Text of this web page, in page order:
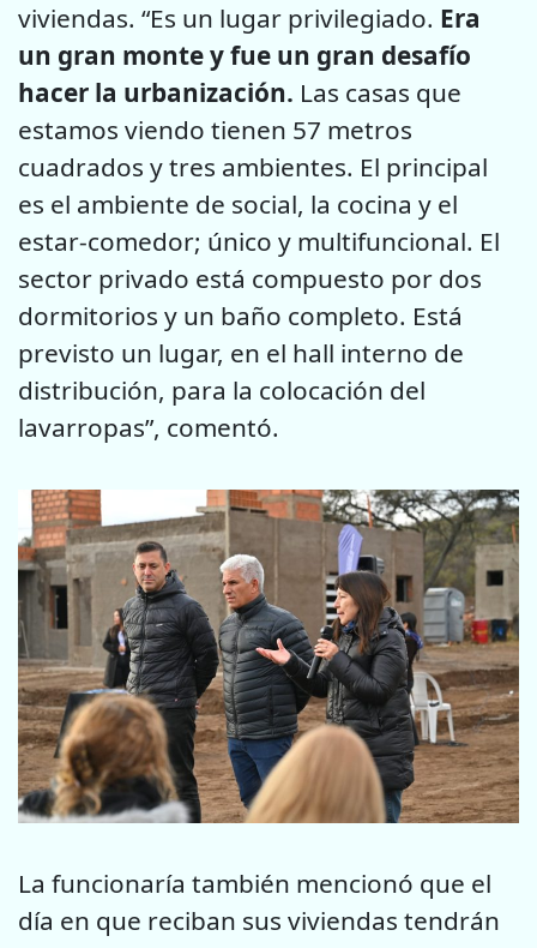
viviendas. “Es un lugar privilegiado. Era
un gran monte y fue un gran desafío
hacer la urbanización. Las casas que
estamos viendo tienen 57 metros
cuadrados y tres ambientes. El principal
es el ambiente de social, la cocina y el
estar-comedor; único y multifuncional. El
sector privado está compuesto por dos
dormitorios y un baño completo. Está
previsto un lugar, en el hall interno de
distribución, para la colocación del
lavarropas”, comentó.
La funcionaría también mencionó que el
día en que reciban sus viviendas tendrán